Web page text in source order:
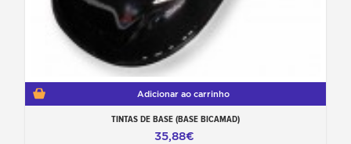
Adicionar ao carrinho
TINTAS DE BASE (BASE BICAMAD)
35,88€